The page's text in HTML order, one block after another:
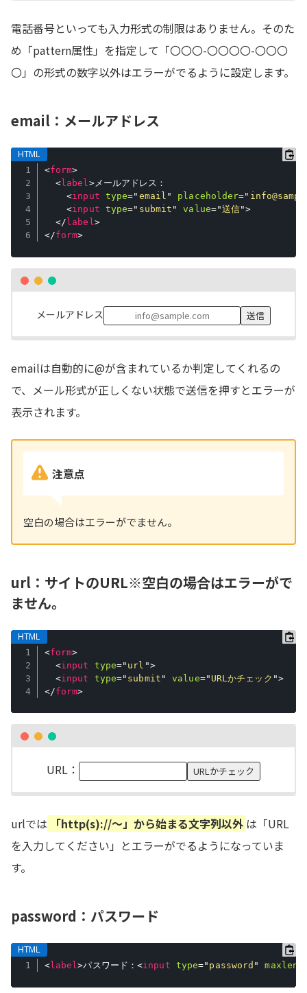
電話番号といっても入力形式の制限はありません。そのた
め「pattern属性」を指定して「〇〇〇-〇〇〇〇-〇〇〇
〇」の形式の数字以外はエラーがでるように設定します。
email：メールアドレス
<form>
<label>メールアドレス：
<input type=" email " placeholder="
<input type=" submit " value="送信">
</ label>
</form>
メールアドレス
emailは自動的に@が含まれているか判定してくれるの
で、メール形式が正しくない状態で送信を押すとエラーが
表示されます。
注意点
空白の場合はエラーがでません。
url：サイトのURL※空白の場合はエラーがで
ません。
<form>
<input type=" url ">
<input type=" submit " value=" URLかチェック ">
</form>
URL：
urlでは 「http(s)://〜」から始まる文字列以外 は「URL
を入力してください」とエラーがでるようになっていま
す。
password：パスワード
<label>パスワード：<input type=" password "